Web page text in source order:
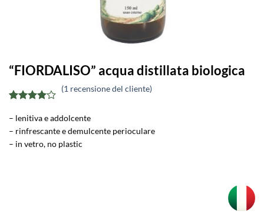
“FIORDALISO” acqua distillata biologica
4 su 5
su base
recensioni
(1recensione del cliente)
– lenitiva e addolcente
– rinfrescante e demulcente perioculare
– in vetro, no plastic